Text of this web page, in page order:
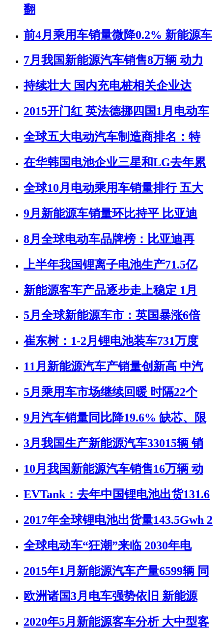
翻
前4月乘用车销量微降0.2% 新能源车
7月我国新能源汽车销售8万辆 动力
持续壮大 国内充电桩相关企业达
2015开门红 英法德挪四国1月电动车
全球五大电动汽车制造商排名：特
在华韩国电池企业三星和LG去年累
全球10月电动乘用车销量排行 五大
9月新能源车销量环比持平 比亚迪
8月全球电动车品牌榜：比亚迪再
上半年我国锂离子电池生产71.5亿
新能源客车产品逐步走上稳定 1月
5月全球新能源车市：英国暴涨6倍
崔东树：1-2月锂电池装车731万度
11月新能源汽车产销量创新高 中汽
5月乘用车市场继续回暖 时隔22个
9月汽车销量同比降19.6% 缺芯、限
3月我国生产新能源汽车33015辆 销
10月我国新能源汽车销售16万辆 动
EVTank：去年中国锂电池出货131.6
2017年全球锂电池出货量143.5Gwh 2
全球电动车“狂潮”来临 2030年电
2015年1月新能源汽车产量6599辆 同
欧洲诸国3月电车强势依旧 新能源
2020年5月新能源客车分析 大中型客